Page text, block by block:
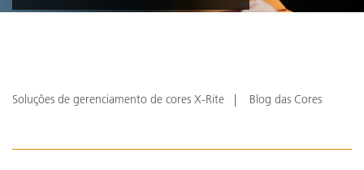
Soluções de gerenciamento de cores X-Rite Blog das Cores